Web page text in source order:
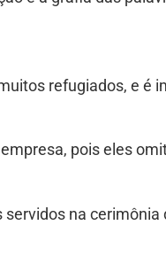
refugiados, e é
pois eles
servidos na